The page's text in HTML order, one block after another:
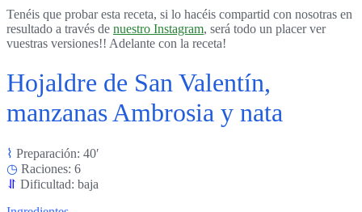
Tenéis que probar esta receta, si lo hacéis compartid con nosotras en
resultado a través de nuestro Instagram, será todo un placer ver
vuestras versiones!! Adelante con la receta!
Hojaldre de San Valentín,
manzanas Ambrosia y nata
⌇ Preparación: 40′
◷ Raciones: 6
⥯ Dificultad: baja